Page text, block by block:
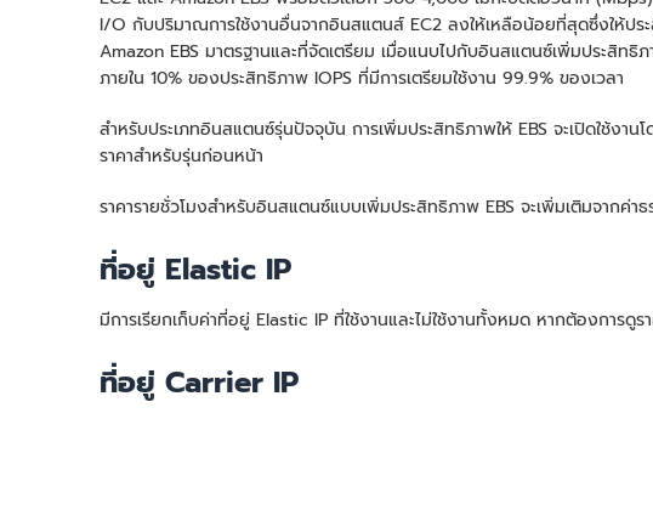
I/O กับปริมาณการใช้งานอื่นจากอินสแตนส์ EC2 ลงให้เหลือน้อยที่สุดซึ่งให้
Amazon EBS มาตรฐานและที่จัดเตรียม เมื่อแนบไปกับอินสแตนซ์เพิ่มประสิท
ภายใน 10% ของประสิทธิภาพ IOPS ที่มีการเตรียมใช้งาน 99.9% ของเวลา
สำหรับประเภทอินสแตนซ์รุ่นปัจจุบัน การเพิ่มประสิทธิภาพให้ EBS จะเปิดใช้งา
ราคาสำหรับรุ่นก่อนหน้า
ราคารายชั่วโมงสำหรับอินสแตนซ์แบบเพิ่มประสิทธิภาพ EBS จะเพิ่มเติมจากค่า
ที่อยู่ Elastic IP
มีการเรียกเก็บค่าที่อยู่ Elastic IP ที่ใช้งานและไม่ใช้งานทั้งหมด หากต้องการดู
ที่อยู่ Carrier IP